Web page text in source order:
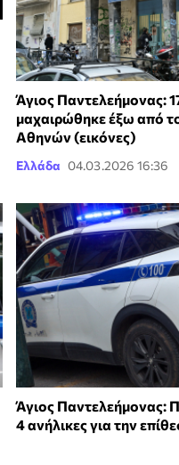
Άγιος Παντελεήμονας:
μαχαιρώθηκε έξω από
Αθηνών (εικόνες)
Ελλάδα 04.03.2026 16:36
Άγιος Παντελεήμονας:
4 ανήλικες για την